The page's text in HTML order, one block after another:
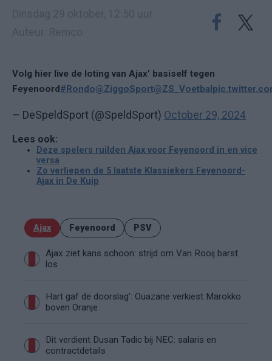
Volg hier live de loting van Ajax’ basiself tegen
Feyenoord#Rondo@ZiggoSport@ZS_Voetbal
— DeSpeldSport (@SpeldSport) October 29, 2024
Lees ook:
Deze spelers ruilden Ajax voor Feyenoord in en vice
versa
Zo verliepen de 5 laatste Klassiekers Feyenoord-
Ajax in De Kuip
Ajax Feyenoord PSV
Ajax ziet kans schoon: strijd om Van Rooij barst
los
Hart gaf de doorslag': Ouazane verkiest Marokko
boven Oranje
Dit verdient Dusan Tadic bij NEC: salaris en
contractdetails